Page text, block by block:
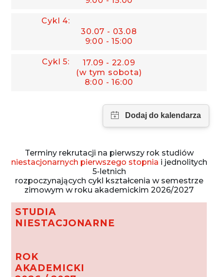
30.07 - 03.08
9:00 - 15:00
17.09 - 22.09
(w tym sobota)
8:00 - 16:00
Terminy rekrutacji na pierwszy rok studiów
niestacjonarnych pierwszego stopnia i jednolitych
5-letnich
rozpoczynających cykl kształcenia w semestrze
zimowym w roku akademickim 2026/2027
STUDIA
NIESTACJONARNE
ROK
AKADEMICKI